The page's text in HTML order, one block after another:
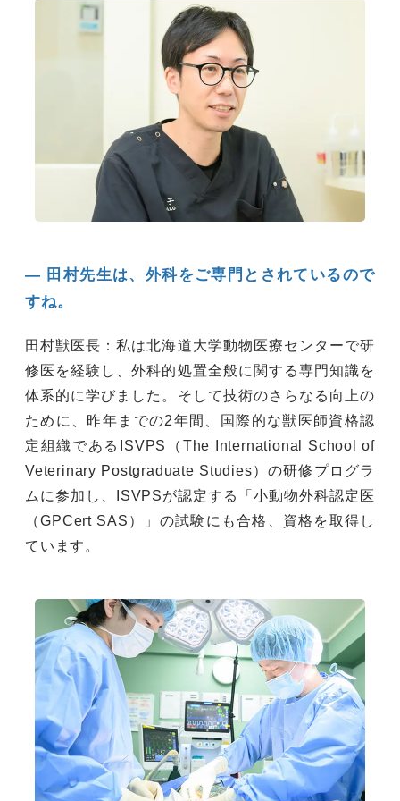
― 田村先生は、外科をご専門とされているので
すね。
田村獣医長：私は北海道大学動物医療センターで研
修医を経験し、外科的処置全般に関する専門知識を
体系的に学びました。そして技術のさらなる向上の
ために、昨年までの2年間、国際的な獣医師資格認
定組織であるISVPS（The International School of
Veterinary Postgraduate Studies）の研修プログラ
ムに参加し、ISVPSが認定する「小動物外科認定医
（GPCert SAS）」の試験にも合格、資格を取得し
ています。